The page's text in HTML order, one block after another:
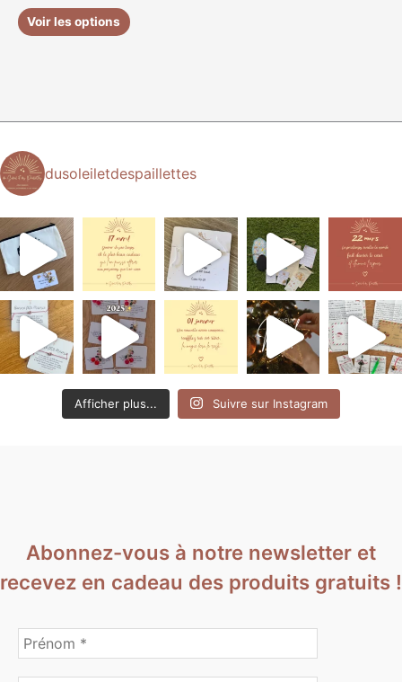
Voir les options
dusoleiletdespaillettes
Afficher plus... Suivre sur Instagram
Abonnez-vous à notre newsletter et
recevez en cadeau des produits gratuits !